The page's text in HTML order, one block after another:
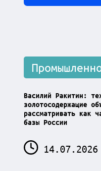
Posted
in
Василий Ракитин:
золотосодержащие
рассматривать как
базы России
14.07.2026